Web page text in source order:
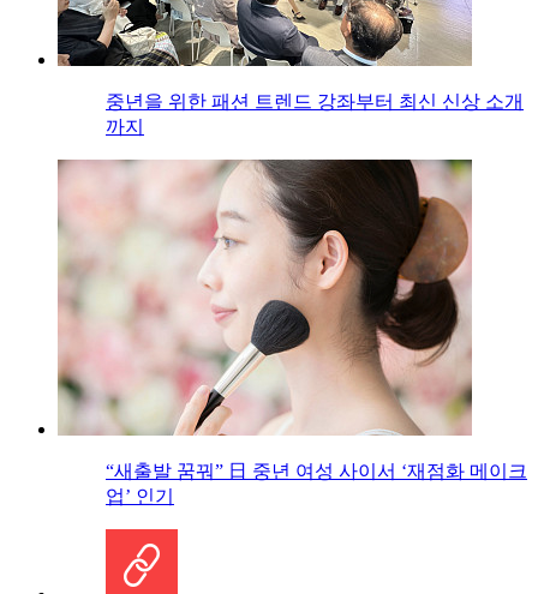
중년을 위한 패션 트렌드 강좌부터 최신 신상 소개
까지
“새출발 꿈꿔” 日 중년 여성 사이서 ‘재점화 메이크
업’ 인기